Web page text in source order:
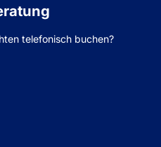
telefonisch buchen?